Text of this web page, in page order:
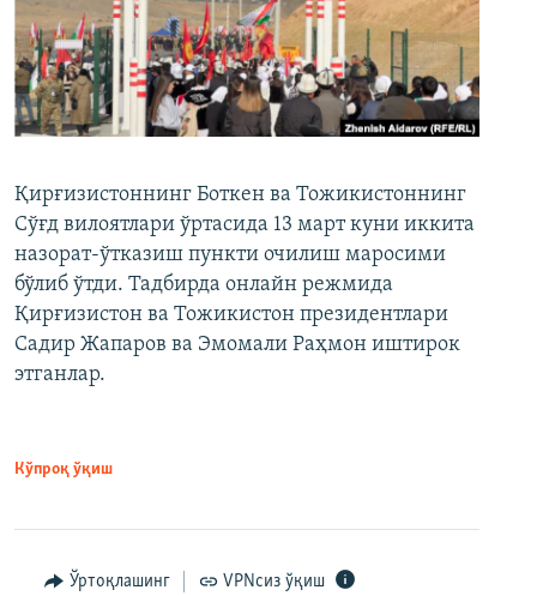
Қирғизистоннинг Боткен ва Тожикистоннинг
Сўғд вилоятлари ўртасида 13 март куни иккита
назорат-ўтказиш пункти очилиш маросими
бўлиб ўтди. Тадбирда онлайн режмида
Қирғизистон ва Тожикистон президентлари
Садир Жапаров ва Эмомали Раҳмон иштирок
этганлар.
Кўпроқ ўқиш
Ўртоқлашинг VPNсиз ўқиш